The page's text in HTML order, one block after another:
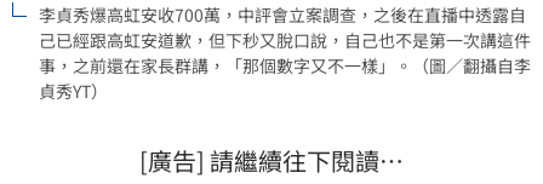
李貞秀爆高虹安收700萬，中評會立案調查，之後在直播中透露自
己已經跟高虹安道歉，但下秒又脫口說，自己也不是第一次講這件
事，之前還在家長群講，「那個數字又不一樣」。（圖／翻攝自李
貞秀YT）
[廣告] 請繼續往下閱讀…